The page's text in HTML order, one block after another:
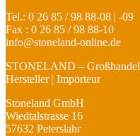
Tel.: 0 26 85 / 98 88-08 | -09
Fax : 0 26 85 / 98 88-10
info@stoneland-online.de
STONELAND – Großhandel
Hersteller | Importeur
Stoneland GmbH
Wiedtalstrasse 16
57632 Peterslahr